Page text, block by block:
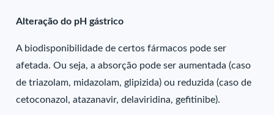
Alteração do pH gástrico
A biodisponibilidade de certos fármacos pode ser
afetada. Ou seja, a absorção pode ser aumentada (caso
de triazolam, midazolam, glipizida) ou reduzida (caso de
cetoconazol, atazanavir, delaviridina, gefitinibe).